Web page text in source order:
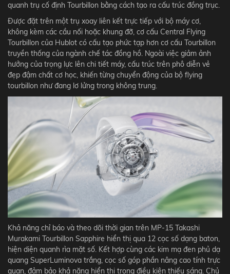
quanh trụ cố định Tourbillon bằng cách tạo ra cấu trúc đồng trục.
Được đặt trên một trụ xoay liên kết trực tiếp với bộ máy cơ,
không kèm các cầu nối hoặc khung đỡ, cơ cấu Central Flying
Tourbillon của Hublot có cấu tạo phức tạp hơn cơ cấu Tourbillon
truyền thống của ngành chế tác đồng hồ. Ngoài việc giảm ảnh
hưởng của trọng lực lên chi tiết máy, cấu trúc trên phô diễn vẻ
đẹp đậm chất cơ học, khiến từng chuyển động của bộ flying
tourbillon như đang lơ lửng trong không trung.
Khả năng chỉ báo và theo dõi thời gian trên MP-15 Takashi
Murakami Tourbillon Sapphire hiển thị qua 12 cọc số dạng baton,
hiện diện quanh rìa mặt số. Kết hợp cùng các kim mạ đen phủ dạ
quang SuperLuminova trắng, cọc số góp phần nâng cao tính trực
quan, đảm bảo khả năng hiển thị trong điều kiện thiếu sáng. Chủ